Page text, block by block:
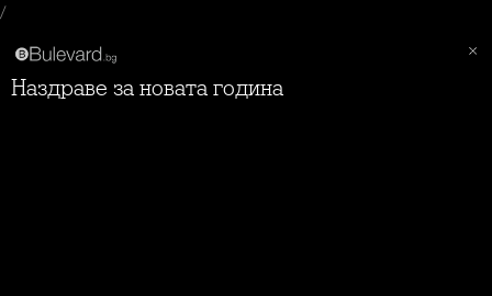
/
Наздраве за новата година